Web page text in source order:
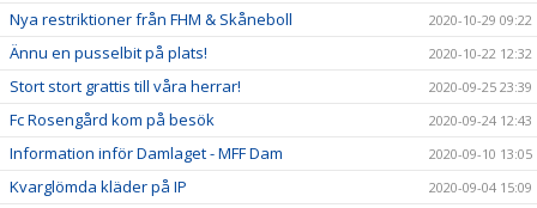
Nya restriktioner från FHM & Skåneboll 2020-10-29 09:22
Ännu en pusselbit på plats! 2020-10-22 12:32
Stort stort grattis till våra herrar! 2020-09-25 23:39
Fc Rosengård kom på besök 2020-09-24 12:43
Information inför Damlaget - MFF Dam 2020-09-10 13:05
Kvarglömda kläder på IP 2020-09-04 15:09